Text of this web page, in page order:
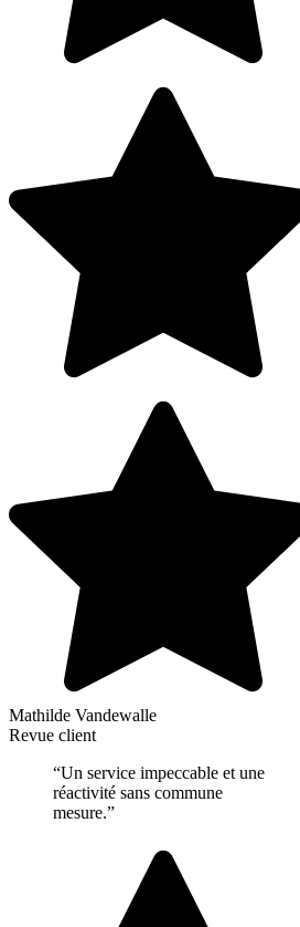
Mathilde Vandewalle
Revue client
“Un service impeccable et une
réactivité sans commune
mesure.”